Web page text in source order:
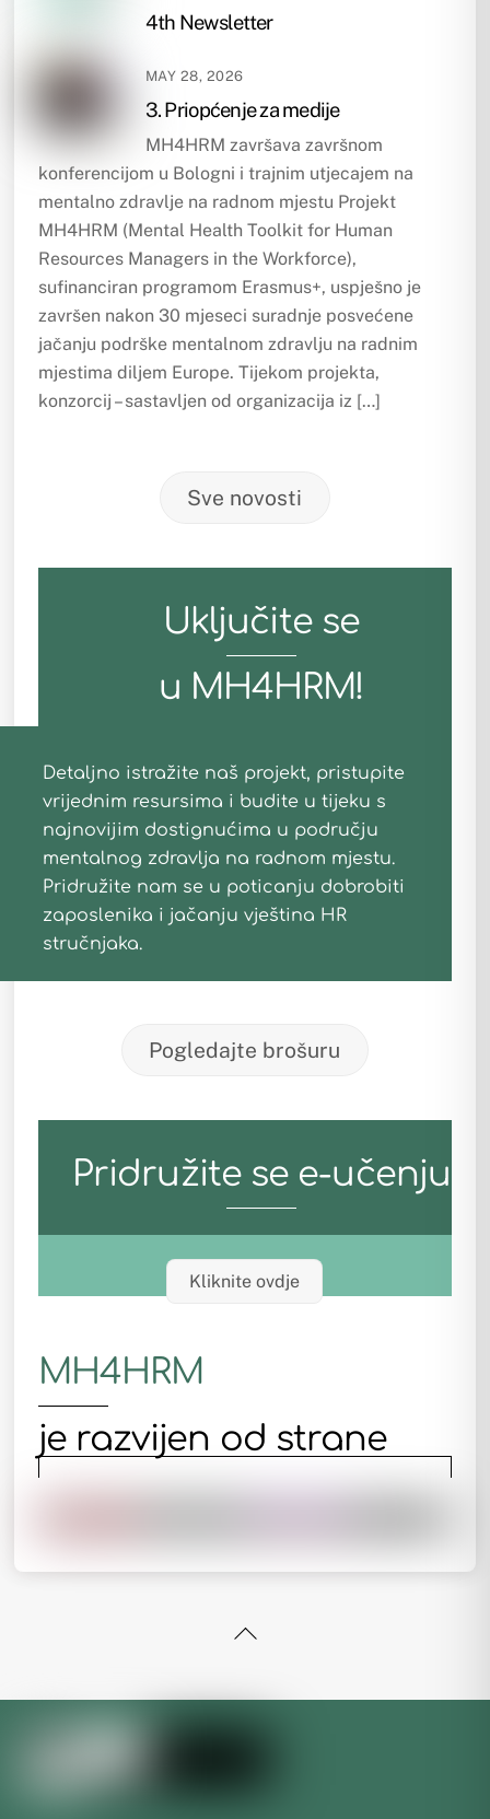
4th Newsletter
MAY 28, 2026
3. Priopćenje za medije
MH4HRM završava završnom
konferencijom u Bologni i trajnim utjecajem na
mentalno zdravlje na radnom mjestu Projekt
MH4HRM (Mental Health Toolkit for Human
Resources Managers in the Workforce),
sufinanciran programom Erasmus+, uspješno je
završen nakon 30 mjeseci suradnje posvećene
jačanju podrške mentalnom zdravlju na radnim
mjestima diljem Europe. Tijekom projekta,
konzorcij – sastavljen od organizacija iz […]
Sve novosti
Uključite se
u MH4HRM!
Detaljno istražite naš projekt, pristupite
vrijednim resursima i budite u tijeku s
najnovijim dostignućima u području
mentalnog zdravlja na radnom mjestu.
Pridružite nam se u poticanju dobrobiti
zaposlenika i jačanju vještina HR
stručnjaka.
Pogledajte brošuru
Pridružite se e-učenju
Kliknite ovdje
MH4HRM
je razvijen od strane
Back